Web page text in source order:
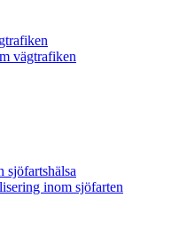
vägtrafiken
sjöfartshälsa
inom sjöfarten